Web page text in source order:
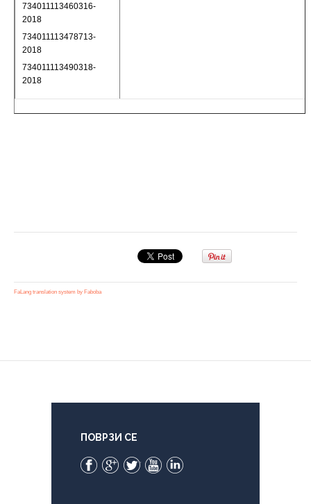
734011113460316-
2018
734011113478713-
2018
734011113490318-
2018
FaLang translation system by Faboba
ПОВРЗИ СЕ
Facebook
Google+
TwitterYouTube